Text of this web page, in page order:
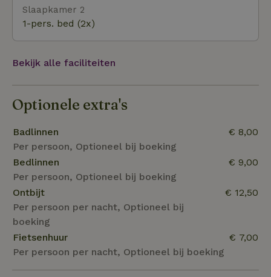
Vledder. De recreatieplas Het Blauwe Meer ligt op
enkele kilometers afstand. Ook de Havelterberg met
zijn heuvelachtige natuurgebied, de hunebedden en
de prachtige uitzichten is zeker de moeite waard.
Ben je een visliefhebber? De Beilervaart op ongeveer
vier kilometer afstand is een goede plek om te vissen.
Slaapkamer 2
1-pers. bed (2x)
Bekijk alle faciliteiten
Optionele extra's
Badlinnen
Per persoon, Optioneel bij boeking
€ 8,00
Bedlinnen
Per persoon, Optioneel bij boeking
€ 9,00
Ontbijt
Per persoon per nacht, Optioneel bij
boeking
€ 12,50
Fietsenhuur
Per persoon per nacht, Optioneel bij boeking
€ 7,00